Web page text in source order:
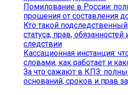
Помилование в России:
прошения от составления
Кто такой
статуса, прав,
следствии
Кассационная инстанция:
словами, как работает и
За что сажают в КПЗ:
оснований, сроков и прав